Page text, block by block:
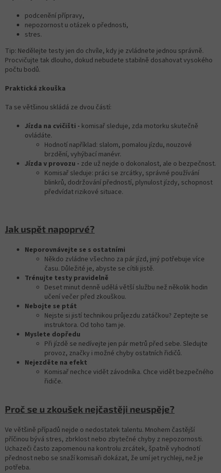
podcenění přípravy,
nepozornost u otázek o přednosti,
stres.
Tip: Nedělejte testy jen do chvíle, kdy je zvládnete jednou správně.
Procvičujte tak dlouho, dokud nebudete stabilně dosahovat vysokého
počtu bodů.
Praktická zkouška
Ta se většinou skládá ze dvou částí:
Jízda na cvičišti - komisař sleduje, zda motorku skutečně
ovládáte.
Hodnotí například: slalom, pomalou jízdu, nouzové
brzdění, vyhýbací manévr.
Jízda v provozu - zde už nejde o dokonalost, ale o bezpečnost.
Komisař sleduje: práci se zrcátky, správné používání
blinkrů, dodržování předností, plynulost jízdy, schopnost
předvídat rizikové situace.
Jak uspět napoprvé?
Neporovnávejte se s ostatními
Někdo zvládne všechno za pár jízd, jiný potřebuje více
času. Důležité je, abyste se cítili jistě.
Trénujte testy pravidelně
Deset minut denně udělá větší službu než několik hodin
učení večer před zkouškou.
Nebojte se ptát
Nejste si jistí technikou průjezdu zatáčkou? Zeptejte se
instruktora. Od toho tam je.
Myslete dopředu
Při jízdě se nedívejte jen pár metrů před sebe. Sledujte
provoz, značky i možné chyby ostatních řidičů.
Nejezděte na efekt
Komisař nechce vidět závodníka. Chce vidět bezpečného
řidiče.
Proč se u zkoušek nejčastěji neuspěje?
Ve většině případů nejde o nedostatek talentu. Mnohem častější
příčinou bývá stres, zbrklost nebo zbytečné chyby z nepozornosti.
Uchazeči často zapomenou na kontrolu zrcátek, špatně vyhodnotí
přednost nebo se snaží komisaři dokázat, že umí jet rychleji, než je
potřeba.